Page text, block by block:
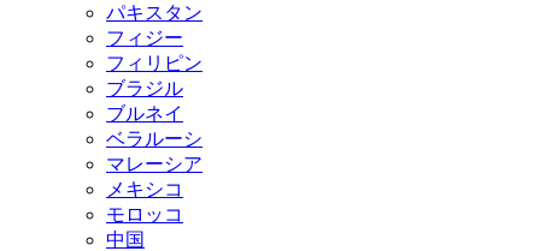
パキスタン
フィジー
フィリピン
ブラジル
ブルネイ
ベラルーシ
マレーシア
メキシコ
モロッコ
中国